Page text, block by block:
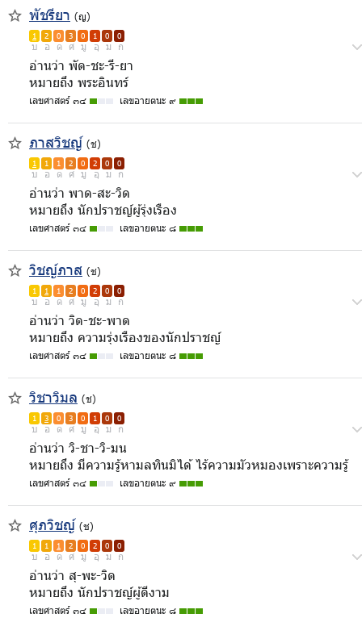
พัชรียา (ญ)
1 2 0 3 0 1 0 0
บ อ ด ศ มู อุ ม ก
อ่านว่า พัด-ชะ-รี-ยา
หมายถึง พระอินทร์
เลขศาสตร์ ๓๔ เลขอายตนะ ๙
ภาสวิชญ์ (ช)
1 1 1 2 0 2 0 0
บ อ ด ศ มู อุ ม ก
อ่านว่า พาด-สะ-วิด
หมายถึง นักปราชญ์ผู้รุ่งเรือง
เลขศาสตร์ ๓๔ เลขอายตนะ ๘
วิชญ์ภาส (ช)
1 1 1 2 0 2 0 0
บ อ ด ศ มู อุ ม ก
อ่านว่า วิด-ชะ-พาด
หมายถึง ความรุ่งเรืองของนักปราชญ์
เลขศาสตร์ ๓๔ เลขอายตนะ ๘
วิชาวิมล (ช)
1 3 0 3 0 1 0 0
บ อ ด ศ มู อุ ม ก
อ่านว่า วิ-ชา-วิ-มน
หมายถึง มีความรู้หามลทินมิได้ ไร้ความมัวหมองเพราะความรู้
เลขศาสตร์ ๓๔ เลขอายตนะ ๙
ศุภวิชญ์ (ช)
1 1 1 2 0 2 0 0
บ อ ด ศ มู อุ ม ก
อ่านว่า สุ-พะ-วิด
หมายถึง นักปราชญ์ผู้ดีงาม
เลขศาสตร์ ๓๔ เลขอายตนะ ๘